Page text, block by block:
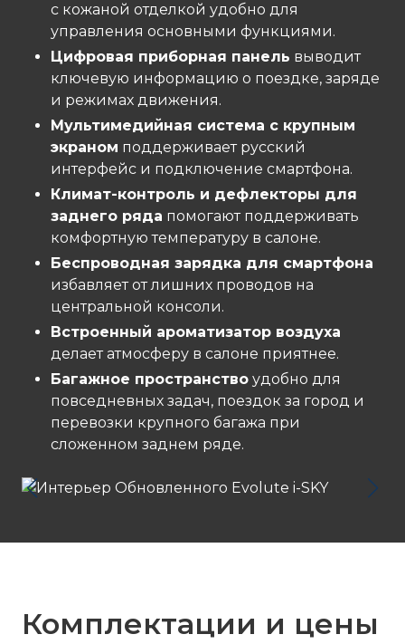
с кожаной отделкой удобно для
управления основными функциями.
Цифровая приборная панель выводит
ключевую информацию о поездке, заряде
и режимах движения.
Мультимедийная система с крупным
экраном поддерживает русский
интерфейс и подключение смартфона.
Климат-контроль и дефлекторы для
заднего ряда помогают поддерживать
комфортную температуру в салоне.
Беспроводная зарядка для смартфона
избавляет от лишних проводов на
центральной консоли.
Встроенный ароматизатор воздуха
делает атмосферу в салоне приятнее.
Багажное пространство удобно для
повседневных задач, поездок за город и
перевозки крупного багажа при
сложенном заднем ряде.
Комплектации и цены